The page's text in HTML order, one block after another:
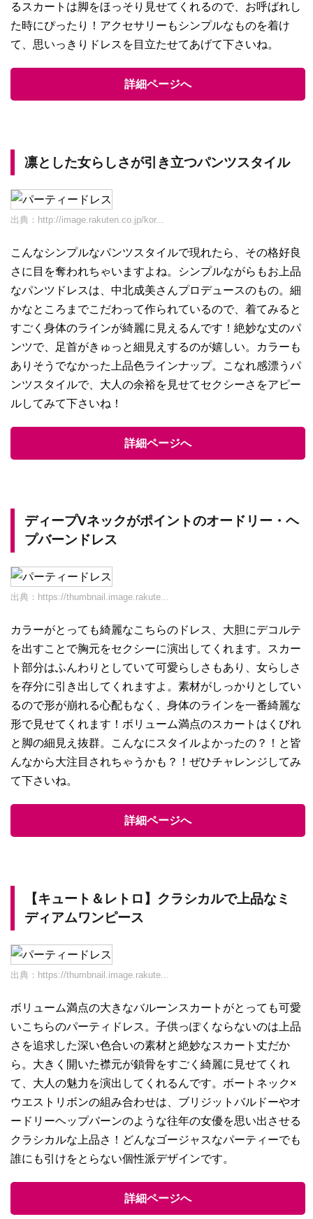
るスカートは脚をほっそり見せてくれるので、お呼ばれし
た時にぴったり！アクセサリーもシンプルなものを着け
て、思いっきりドレスを目立たせてあげて下さいね。
詳細ページへ
凛とした女らしさが引き立つパンツスタイル
出典： http://image.rakuten.co.jp/kor...
こんなシンプルなパンツスタイルで現れたら、その格好良
さに目を奪われちゃいますよね。シンプルながらもお上品
なパンツドレスは、中北成美さんプロデュースのもの。細
かなところまでこだわって作られているので、着てみると
すごく身体のラインが綺麗に見えるんです！絶妙な丈のパ
ンツで、足首がきゅっと細見えするのが嬉しい。カラーも
ありそうでなかった上品色ラインナップ。こなれ感漂うパ
ンツスタイルで、大人の余裕を見せてセクシーさをアピー
ルしてみて下さいね！
詳細ページへ
ディープVネックがポイントのオードリー・ヘ
プバーンドレス
出典： https://thumbnail.image.rakute...
カラーがとっても綺麗なこちらのドレス、大胆にデコルテ
を出すことで胸元をセクシーに演出してくれます。スカー
ト部分はふんわりとしていて可愛らしさもあり、女らしさ
を存分に引き出してくれますよ。素材がしっかりとしてい
るので形が崩れる心配もなく、身体のラインを一番綺麗な
形で見せてくれます！ボリューム満点のスカートはくびれ
と脚の細見え抜群。こんなにスタイルよかったの？！と皆
んなから大注目されちゃうかも？！ぜひチャレンジしてみ
て下さいね。
詳細ページへ
【キュート＆レトロ】クラシカルで上品なミ
ディアムワンピース
出典： https://thumbnail.image.rakute...
ボリューム満点の大きなバルーンスカートがとっても可愛
いこちらのパーティドレス。子供っぽくならないのは上品
さを追求した深い色合いの素材と絶妙なスカート丈だか
ら。大きく開いた襟元が鎖骨をすごく綺麗に見せてくれ
て、大人の魅力を演出してくれるんです。ボートネック×
ウエストリボンの組み合わせは、ブリジットバルドーやオ
ードリーヘップバーンのような往年の女優を思い出させる
クラシカルな上品さ！どんなゴージャスなパーティーでも
誰にも引けをとらない個性派デザインです。
詳細ページへ